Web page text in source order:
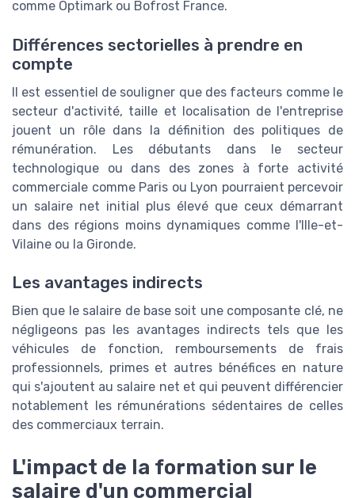
comme Optimark ou Bofrost France.
Différences sectorielles à prendre en
compte
Il est essentiel de souligner que des facteurs comme le
secteur d'activité, taille et localisation de l'entreprise
jouent un rôle dans la définition des politiques de
rémunération. Les débutants dans le secteur
technologique ou dans des zones à forte activité
commerciale comme Paris ou Lyon pourraient percevoir
un salaire net initial plus élevé que ceux démarrant
dans des régions moins dynamiques comme l'Ille-et-
Vilaine ou la Gironde.
Les avantages indirects
Bien que le salaire de base soit une composante clé, ne
négligeons pas les avantages indirects tels que les
véhicules de fonction, remboursements de frais
professionnels, primes et autres bénéfices en nature
qui s'ajoutent au salaire net et qui peuvent différencier
notablement les rémunérations sédentaires de celles
des commerciaux terrain.
L'impact de la formation sur le
salaire d'un commercial